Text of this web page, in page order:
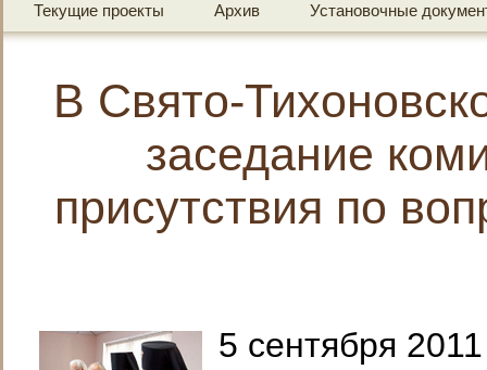
Текущие проекты Архив Установочные
В Свято-
заседание
присутствия по
5 сентября